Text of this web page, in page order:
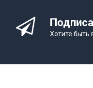
Хотите быть